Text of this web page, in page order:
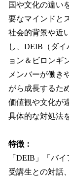
国や文化の違い
要なマインドと
社会的背景や近
し、DEIB（ダ
ョン＆ビロンギ
メンバーが働き
がら成長するた
価値観や文化が
具体的な対処法
特徴：
「DEIB」「バ
受講生との対話